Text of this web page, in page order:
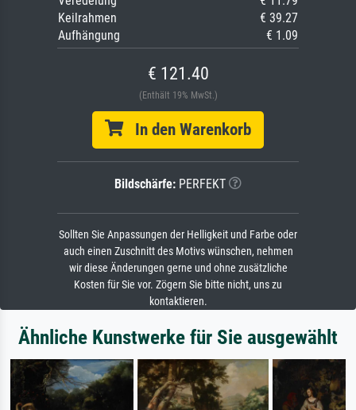
Keilrahmen
€ 39.27
Aufhängung
€ 1.09
€ 121.40
(Enthält 19% MwSt.)
In den Warenkorb
Bildschärfe: PERFEKT
Sollten Sie Anpassungen der Helligkeit und Farbe oder
auch einen Zuschnitt des Motivs wünschen, nehmen
wir diese Änderungen gerne und ohne zusätzliche
Kosten für Sie vor. Zögern Sie bitte nicht, uns zu
kontaktieren.
Ähnliche Kunstwerke für Sie ausgewählt